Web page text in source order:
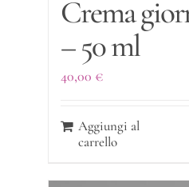
Crema
– 50 ml
40,00 €
Aggiungi al
carrello